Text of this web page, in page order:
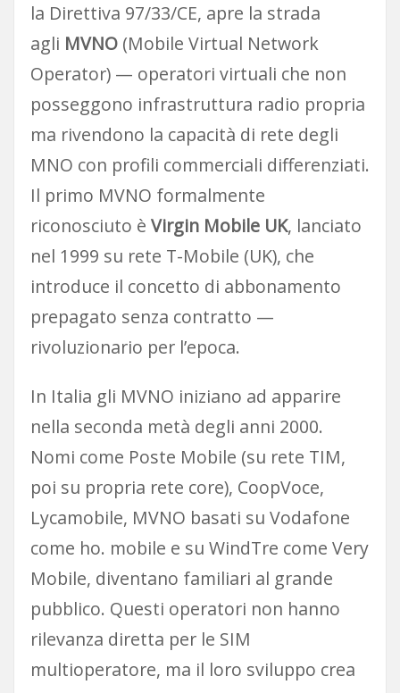
la Direttiva 97/33/CE, apre la strada
agli MVNO(Mobile Virtual Network
Operator) — operatori virtuali che non
posseggono infrastruttura radio propria
ma rivendono la capacità di rete degli
MNO con profili commerciali differenziati.
Il primo MVNO formalmente
riconosciuto è Virgin Mobile UK, lanciato
nel 1999 su rete T-Mobile (UK), che
introduce il concetto di abbonamento
prepagato senza contratto —
rivoluzionario per l’epoca.
In Italia gli MVNO iniziano ad apparire
nella seconda metà degli anni 2000.
Nomi come Poste Mobile (su rete TIM,
poi su propria rete core), CoopVoce,
Lycamobile, MVNO basati su Vodafone
come ho. mobile e su WindTre come Very
Mobile, diventano familiari al grande
pubblico. Questi operatori non hanno
rilevanza diretta per le SIM
multioperatore, ma il loro sviluppo crea